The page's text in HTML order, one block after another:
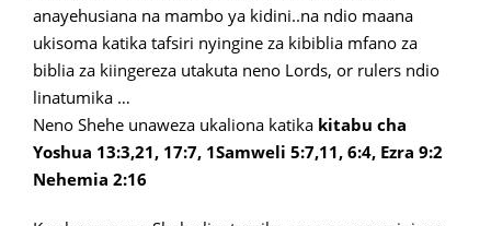
anayehusiana na mambo ya kidini..na ndio maana
ukisoma katika tafsiri nyingine za kibiblia mfano za
biblia za kiingereza utakuta neno Lords, or rulers ndio
linatumika …
Neno Shehe unaweza ukaliona katika kitabu cha
Yoshua 13:3,21, 17:7, 1Samweli 5:7,11, 6:4, Ezra 9:2
Nehemia 2:16